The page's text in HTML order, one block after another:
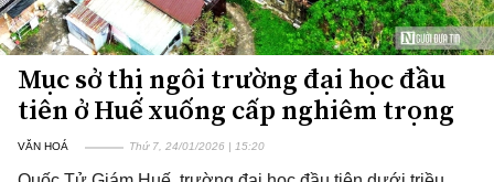
Mục sở thị ngôi trường đại học đầu
tiên ở Huế xuống cấp nghiêm trọng
VĂN HOÁ Thứ 7, 24/01/2026 | 15:20